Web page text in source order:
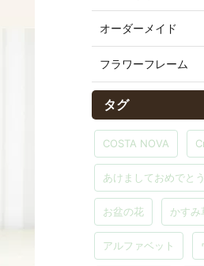
オーダーメイド
フラワーフレーム
タグ
COSTA NOVA
あけましておめでと
お盆の花 かすみ
アルファベット